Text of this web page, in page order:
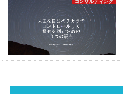
コンサルティング